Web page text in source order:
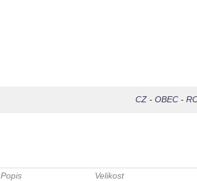
CZ -OBEC -
Popis Velikost